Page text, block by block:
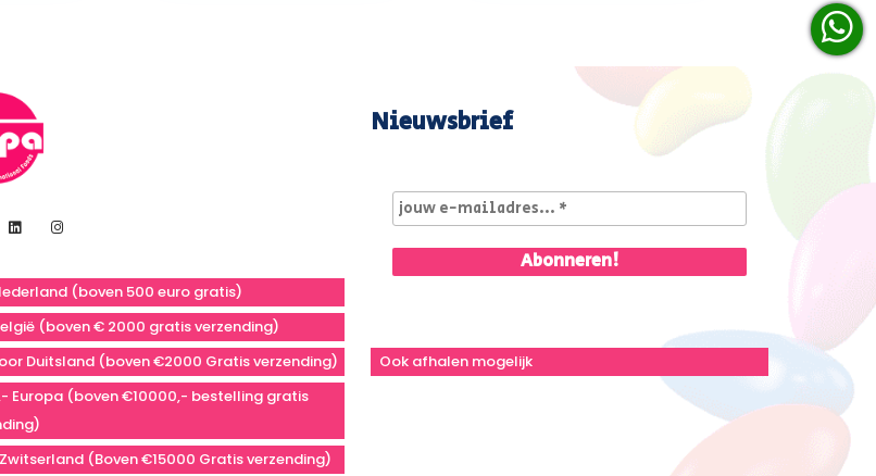
(boven 500 euro gratis)
(boven € 2000 gratis verzending)
Duitsland (boven €2000 Gratis verzending)
Europa (boven €10000,- bestelling gratis
(Boven €15000 Gratis verzending)
Nieuwsbrief
Ook afhalen mogelijk